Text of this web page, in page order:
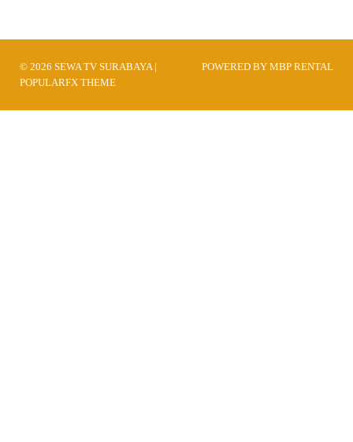
© 2026 SEWA TV SURABAYA |
POPULARFX THEME
POWERED BY MBP RENTAL